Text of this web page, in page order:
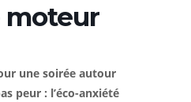
moteur
une soirée autour
peur : l’éco-anxiété